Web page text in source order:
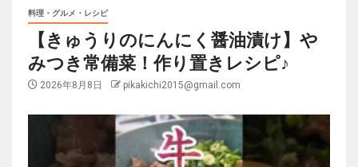
料理・グルメ・レシピ
【きゅうりのにんにく醤油漬け】や
みつき常備菜！作り置きレシピ♪
2026年8月8日 pikakichi2015@gmail.com